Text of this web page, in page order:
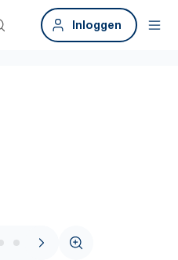
Inloggen